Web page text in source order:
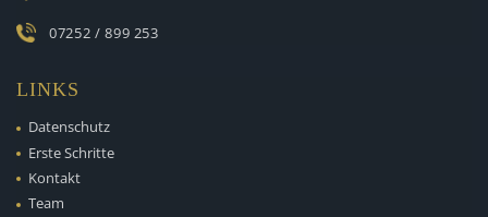
07252 / 899 253
LINKS
Datenschutz
Erste Schritte
Kontakt
Team